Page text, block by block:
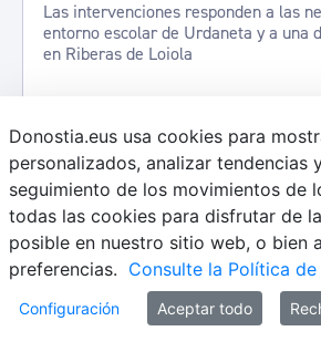
Las intervenciones responden a las
entorno escolar de Urdaneta y a una
en Riberas de Loiola
Donostia.eus usa cookies para
personalizados, analizar tendencias
seguimiento de los movimientos de
todas las cookies para disfrutar de
posible en nuestro sitio web, o bien
preferencias. Consulte la Política
Configuración Aceptar todo